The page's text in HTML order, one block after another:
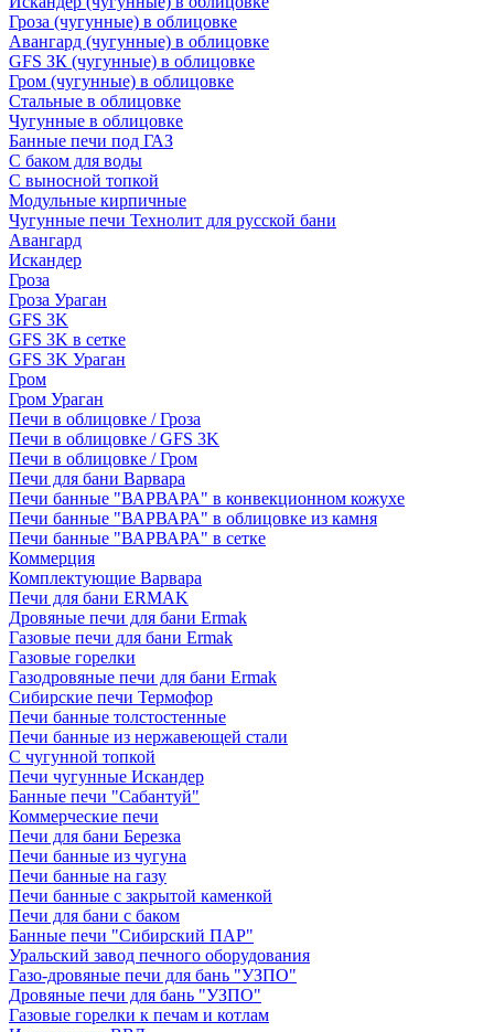
Гроза (чугунные) в облицовке
Авангард (чугунные) в облицовке
GFS ЗК (чугунные) в облицовке
Гром (чугунные) в облицовке
Стальные в облицовке
Чугунные в облицовке
Банные печи под ГАЗ
С баком для воды
С выносной топкой
Модульные кирпичные
Чугунные печи Технолит для русской бани
Авангард
Искандер
Гроза
Гроза Ураган
GFS 3K
GFS 3K в сетке
GFS 3K Ураган
Гром
Гром Ураган
Печи в облицовке / Гроза
Печи в облицовке / GFS 3K
Печи в облицовке / Гром
Печи для бани Варвара
Печи банные "ВАРВАРА" в конвекционном кожухе
Печи банные "ВАРВАРА" в облицовке из камня
Печи банные "ВАРВАРА" в сетке
Коммерция
Комплектующие Варвара
Печи для бани ERMAK
Дровяные печи для бани Ermak
Газовые печи для бани Ermak
Газовые горелки
Газодровяные печи для бани Ermak
Сибирские печи Термофор
Печи банные толстостенные
Печи банные из нержавеющей стали
С чугунной топкой
Печи чугунные Искандер
Банные печи "Сабантуй"
Коммерческие печи
Печи для бани Березка
Печи банные из чугуна
Печи банные на газу
Печи банные с закрытой каменкой
Печи для бани с баком
Банные печи "Сибирский ПАР"
Уральский завод печного оборудования
Газо-дровяные печи для бань "УЗПО"
Дровяные печи для бань "УЗПО"
Газовые горелки к печам и котлам